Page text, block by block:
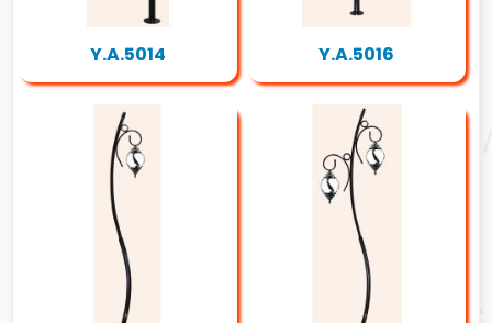
Y.A.5014 Y.A.5016